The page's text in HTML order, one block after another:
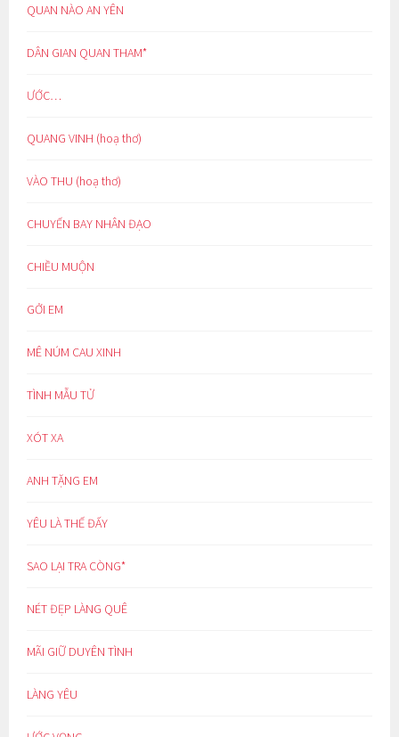
QUAN NÀO AN YÊN
DÂN GIAN QUAN THAM*
ƯỚC…
QUANG VINH (hoạ thơ)
VÀO THU (hoạ thơ)
CHUYẾN BAY NHÂN ĐẠO
CHIỀU MUỘN
GỞI EM
MÊ NÚM CAU XINH
TÌNH MẪU TỬ
XÓT XA
ANH TẶNG EM
YÊU LÀ THẾ ĐẤY
SAO LẠI TRA CÒNG*
NÉT ĐẸP LÀNG QUÊ
MÃI GIỮ DUYÊN TÌNH
LÀNG YÊU